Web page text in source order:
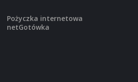
Pożyczka internetowa
netGotówka